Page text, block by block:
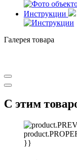
Инструкции
Галерея товара
С этим
}}